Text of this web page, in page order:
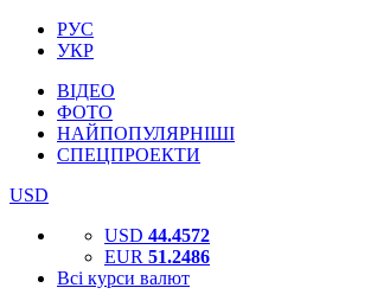
РУС
УКР
ВІДЕО
ФОТО
НАЙПОПУЛЯРНІШІ
СПЕЦПРОЕКТИ
USD
USD 44.4572
EUR 51.2486
Всі курси валют